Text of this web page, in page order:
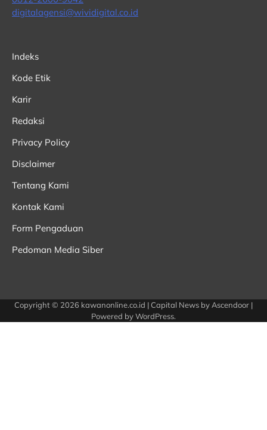
digitalagensi@wividigital.co.id
Indeks
Kode Etik
Karir
Redaksi
Privacy Policy
Disclaimer
Tentang Kami
Kontak Kami
Form Pengaduan
Pedoman Media Siber
Copyright © 2026 kawanonline.co.id | Capital News by Ascendoor |
Powered byWordPress.